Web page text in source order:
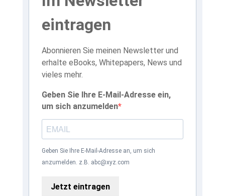
eintragen
Abonnieren Sie meinen Newsletter und
erhalte eBooks, Whitepapers, News und
vieles mehr.
Geben Sie Ihre E-Mail-Adresse ein,
um sich anzumelden
Geben Sie Ihre E-Mail-Adresse an, um sich
anzumelden. z.B. abc@xyz.com
Jetzt eintragen